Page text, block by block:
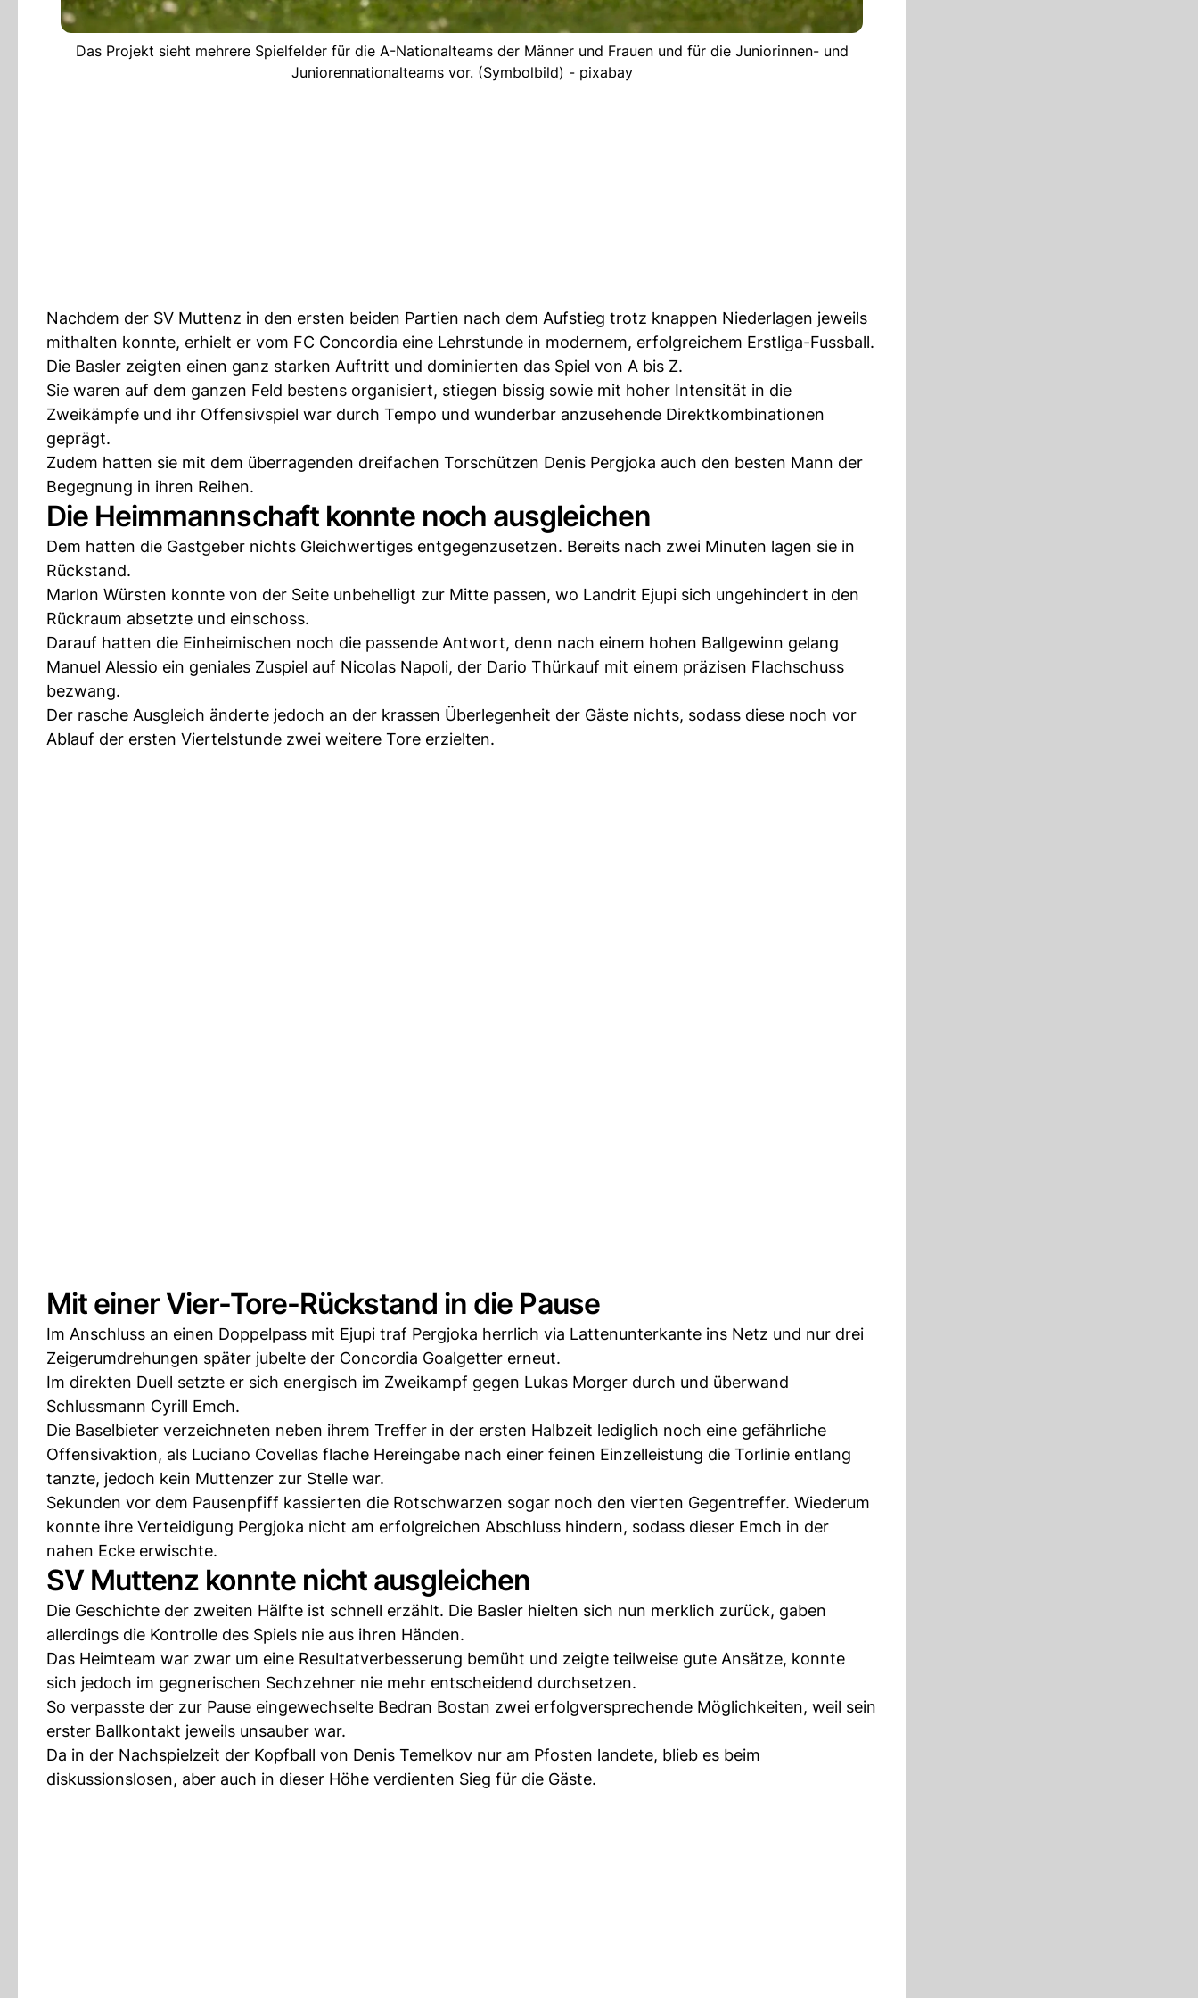
Das Projekt sieht mehrere Spielfelder für die A-Nationalteams der Männer und Frauen und für die Juniorinnen- und
Juniorennationalteams vor. (Symbolbild) - pixabay
Nachdem der SV Muttenz in den ersten beiden Partien nach dem Aufstieg trotz knappen Niederlagen jeweils
mithalten konnte, erhielt er vom FC Concordia eine Lehrstunde in modernem, erfolgreichem Erstliga-Fussball.
Die Basler zeigten einen ganz starken Auftritt und dominierten das Spiel von A bis Z.
Sie waren auf dem ganzen Feld bestens organisiert, stiegen bissig sowie mit hoher Intensität in die
Zweikämpfe und ihr Offensivspiel war durch Tempo und wunderbar anzusehende Direktkombinationen
geprägt.
Zudem hatten sie mit dem überragenden dreifachen Torschützen Denis Pergjoka auch den besten Mann der
Begegnung in ihren Reihen.
Die Heimmannschaft konnte noch ausgleichen
Dem hatten die Gastgeber nichts Gleichwertiges entgegenzusetzen. Bereits nach zwei Minuten lagen sie in
Rückstand.
Marlon Würsten konnte von der Seite unbehelligt zur Mitte passen, wo Landrit Ejupi sich ungehindert in den
Rückraum absetzte und einschoss.
Darauf hatten die Einheimischen noch die passende Antwort, denn nach einem hohen Ballgewinn gelang
Manuel Alessio ein geniales Zuspiel auf Nicolas Napoli, der Dario Thürkauf mit einem präzisen Flachschuss
bezwang.
Der rasche Ausgleich änderte jedoch an der krassen Überlegenheit der Gäste nichts, sodass diese noch vor
Ablauf der ersten Viertelstunde zwei weitere Tore erzielten.
Mit einer Vier-Tore-Rückstand in die Pause
Im Anschluss an einen Doppelpass mit Ejupi traf Pergjoka herrlich via Lattenunterkante ins Netz und nur drei
Zeigerumdrehungen später jubelte der Concordia Goalgetter erneut.
Im direkten Duell setzte er sich energisch im Zweikampf gegen Lukas Morger durch und überwand
Schlussmann Cyrill Emch.
Die Baselbieter verzeichneten neben ihrem Treffer in der ersten Halbzeit lediglich noch eine gefährliche
Offensivaktion, als Luciano Covellas flache Hereingabe nach einer feinen Einzelleistung die Torlinie entlang
tanzte, jedoch kein Muttenzer zur Stelle war.
Sekunden vor dem Pausenpfiff kassierten die Rotschwarzen sogar noch den vierten Gegentreffer. Wiederum
konnte ihre Verteidigung Pergjoka nicht am erfolgreichen Abschluss hindern, sodass dieser Emch in der
nahen Ecke erwischte.
SV Muttenz konnte nicht ausgleichen
Die Geschichte der zweiten Hälfte ist schnell erzählt. Die Basler hielten sich nun merklich zurück, gaben
allerdings die Kontrolle des Spiels nie aus ihren Händen.
Das Heimteam war zwar um eine Resultatverbesserung bemüht und zeigte teilweise gute Ansätze, konnte
sich jedoch im gegnerischen Sechzehner nie mehr entscheidend durchsetzen.
So verpasste der zur Pause eingewechselte Bedran Bostan zwei erfolgversprechende Möglichkeiten, weil sein
erster Ballkontakt jeweils unsauber war.
Da in der Nachspielzeit der Kopfball von Denis Temelkov nur am Pfosten landete, blieb es beim
diskussionslosen, aber auch in dieser Höhe verdienten Sieg für die Gäste.